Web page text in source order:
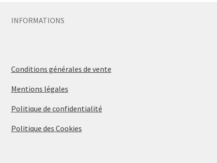
Pro.
INFORMATIONS
Conditions générales de vente
Mentions légales
Politique de confidentialité
Politique des Cookies